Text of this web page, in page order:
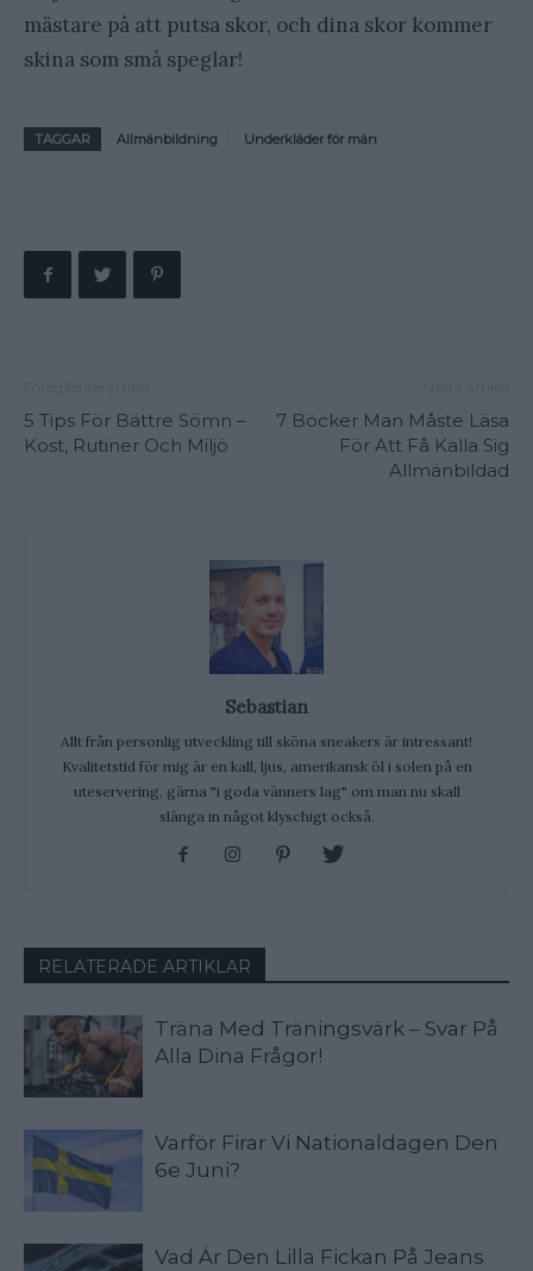
mästare på att putsa skor, och dina skor kommer
skina som små speglar!
TAGGAR Allmänbildning Underkläder för män
5 Tips För Bättre Sömn –
Kost, Rutiner Och Miljö
7 Böcker Man Måste Läsa
För Att Få Kalla Sig
Allmänbildad
Sebastian
Allt från personlig utveckling till sköna sneakers är intressant!
Kvalitetstid för mig är en kall, ljus, amerikansk öl i solen på en
uteservering, gärna "i goda vänners lag" om man nu skall
slänga in något klyschigt också.
RELATERADE ARTIKLAR
Träna Med Träningsvärk – Svar På
Alla Dina Frågor!
Varför Firar Vi Nationaldagen Den
6e Juni?
Vad Är Den Lilla Fickan På Jeans